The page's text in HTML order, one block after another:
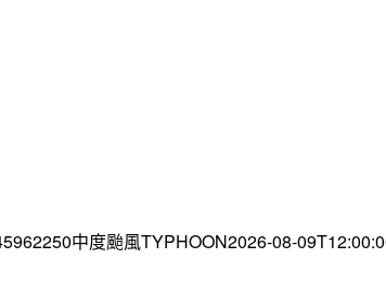
中度颱風TYPHOON2026-08-